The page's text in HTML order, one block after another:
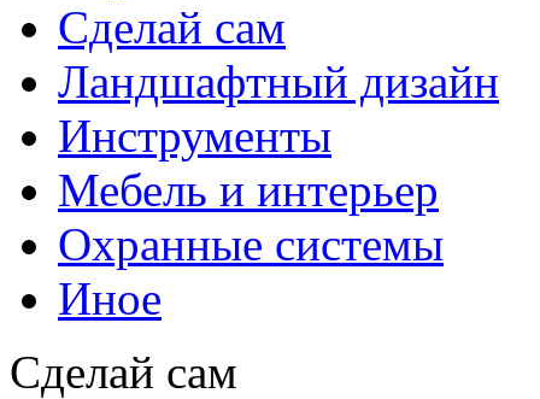
Сделай сам
Ландшафтный дизайн
Инструменты
Мебель и интерьер
Охранные системы
Иное
Сделай сам